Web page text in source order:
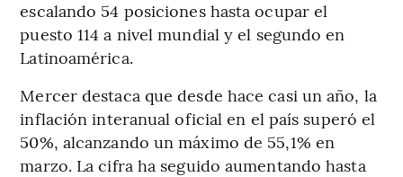
escalando 54 posiciones hasta ocupar el
puesto 114 a nivel mundial y el segundo en
Latinoamérica.
Mercer destaca que desde hace casi un año, la
inflación interanual oficial en el país superó el
50%, alcanzando un máximo de 55,1% en
marzo. La cifra ha seguido aumentando hasta